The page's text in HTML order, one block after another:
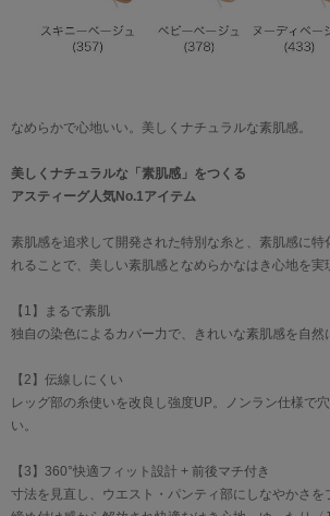
なめらかで心地いい。美しくナチュラルな素肌感。
美しくナチュラルな「素肌感」をつくる
アスティーグ人気No.1アイテム
素肌感を追求して開発された特別な糸と、素肌感に特
れることで、美しい素肌感となめらかなはき心地を実
【1】まるで素肌
独自の染色によるカバー力で、きれいな素肌感を自然
【2】伝線しにくい
レッグ部の糸使いを改良し強度UP。ノンラン仕様で
い。
【3】360°快適フィット設計 + 前後マチ付き
寸法を見直し、ウエスト・パンティ部にしなやかさを